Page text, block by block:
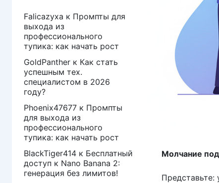
Молчание
Представьте:
Falicazyxa к Промпты для
выхода из
профессионального
тупика: как начать рост
GoldPanther к Как стать
успешным тех.
специалистом в 2026
году?
Phoenix47677 к Промпты
для выхода из
профессионального
тупика: как начать рост
BlackTiger414 к Бесплатный
доступ к Nano Banana 2:
генерация без лимитов!